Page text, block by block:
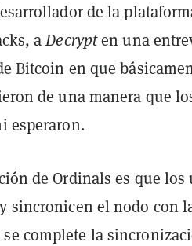
de la
aDecrypten una
Bitcoin en que
de una manera que
esperaron.
de Ordinals es que los
sincronicen el nodo con
se complete la